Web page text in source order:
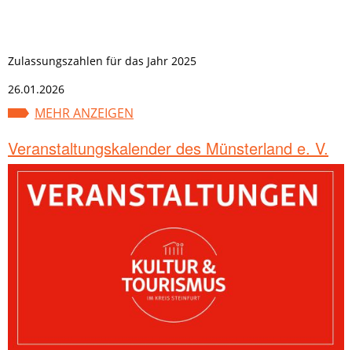
Zulassungszahlen für das Jahr 2025
26.01.2026
MEHR ANZEIGEN
Veranstaltungskalender des Münsterland e. V.